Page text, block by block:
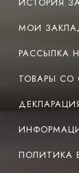
ИСТОРИЯ
МОИ
РАССЫЛКА
ТОВАРЫ СО
ПОЛИТИКА